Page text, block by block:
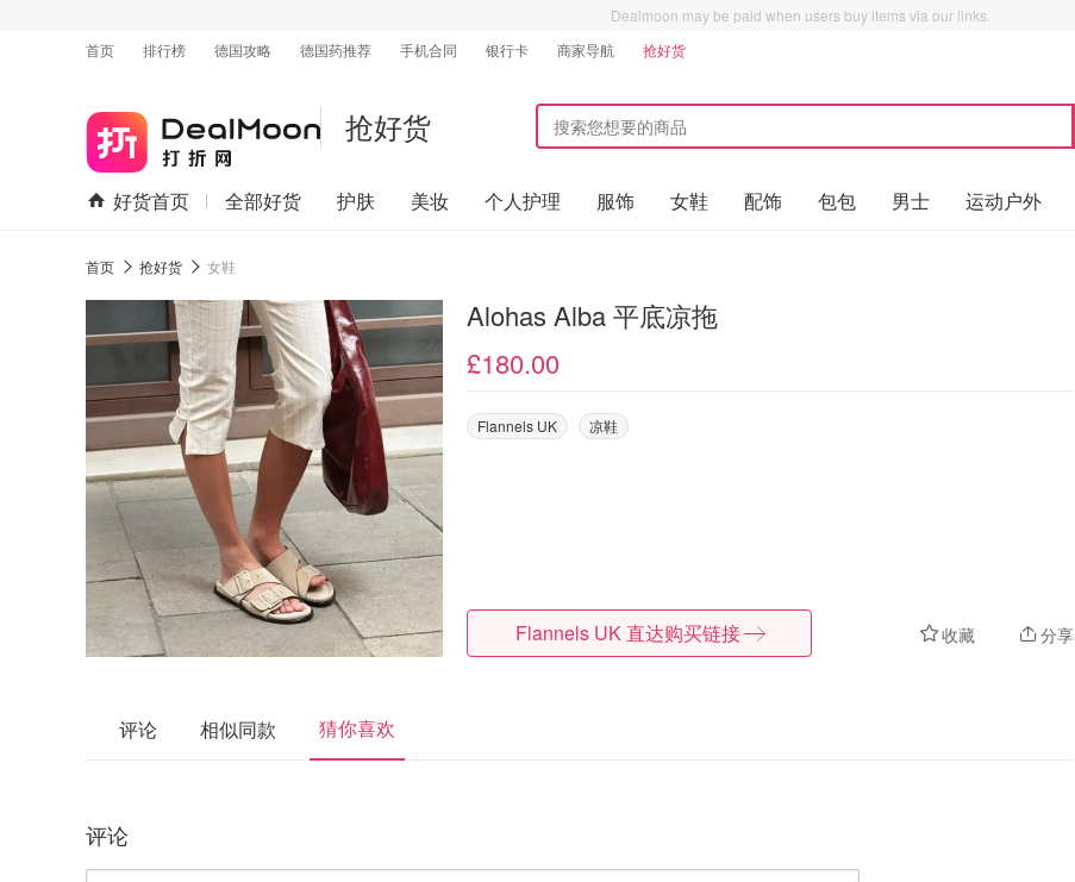
Dealmoon may be paid when users buy items via our links.
首页
排行榜 德国攻略 德国药推荐 手机合同 银行卡 商家导航 抢好货
抢好货
好货首页 全部好货 护肤 美妆 个人护理 服饰 女鞋 配饰 包包 男士 运动户外
首页 抢好货 女鞋
Alohas Alba 平底凉拖
£180.00
Flannels UK 凉鞋
收藏 分享
Flannels UK 直达购买链接
评论 相似同款 猜你喜欢
评论